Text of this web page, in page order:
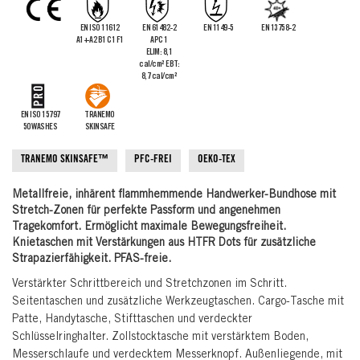
EN ISO 11612
A1+A2 B1 C1 F1
EN 61482-2
APC 1
ELIM: 8,1
cal/cm² EBT:
8,7 cal/cm²
EN 1149-5 EN 13758-2
EN ISO 15797
50 WASHES
TRANEMO
SKINSAFE
TRANEMO SKINSAFE™ PFC-FREI OEKO-TEX
Metallfreie, inhärent flammhemmende Handwerker-Bundhose mit
Stretch-Zonen für perfekte Passform und angenehmen
Tragekomfort. Ermöglicht maximale Bewegungsfreiheit.
Knietaschen mit Verstärkungen aus HTFR Dots für zusätzliche
Strapazierfähigkeit. PFAS-freie.
Verstärkter Schrittbereich und Stretchzonen im Schritt.
Seitentaschen und zusätzliche Werkzeugtaschen. Cargo-Tasche mit
Patte, Handytasche, Stifttaschen und verdeckter
Schlüsselringhalter. Zollstocktasche mit verstärktem Boden,
Messerschlaufe und verdecktem Messerknopf. Außenliegende, mit